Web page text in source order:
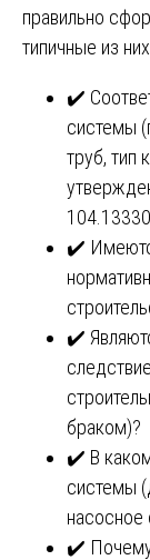
правильно
типичные из
✔️
системы
труб, тип
✔️
✔️
браком)?
✔️ В
системы
насосное
✔️ Почему